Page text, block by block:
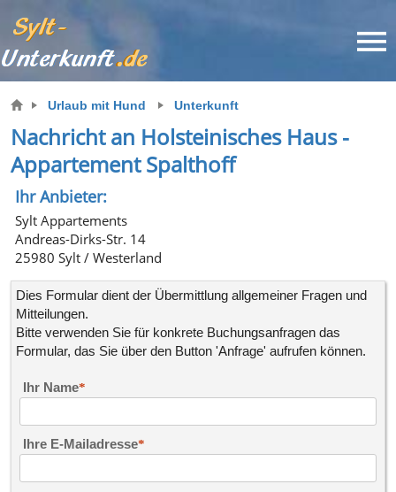
Urlaub mit Hund Unterkunft
Nachricht an Holsteinisches Haus -
Appartement Spalthoff
Ihr Anbieter:
Sylt Appartements
Andreas-Dirks-Str. 14
25980 Sylt / Westerland
Dies Formular dient der Übermittlung allgemeiner Fragen und
Mitteilungen.
Bitte verwenden Sie für konkrete Buchungsanfragendas
Formular, das Sie über den Button 'Anfrage' aufrufen können.
Ihr Name
Ihre E-Mailadresse